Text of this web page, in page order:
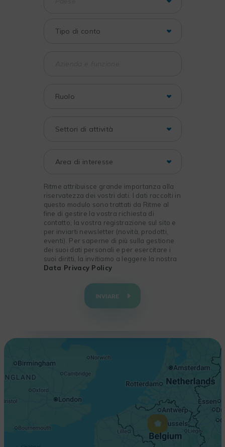
Ritme attribuisce grande importanza alla
riservatezza dei vostri dati. I dati raccolti in
questo modulo sono trattati da Ritme al
fine di gestire la vostra richiesta di
contatto, la vostra registrazione sul sito e
per inviarti newsletter (novità, prodotti,
eventi). Per saperne di più sulla gestione
dei suoi dati personali e per esercitare i
suoi diritti, la invitiamo a leggere la nostra
Data Privacy Policy
INVIARE